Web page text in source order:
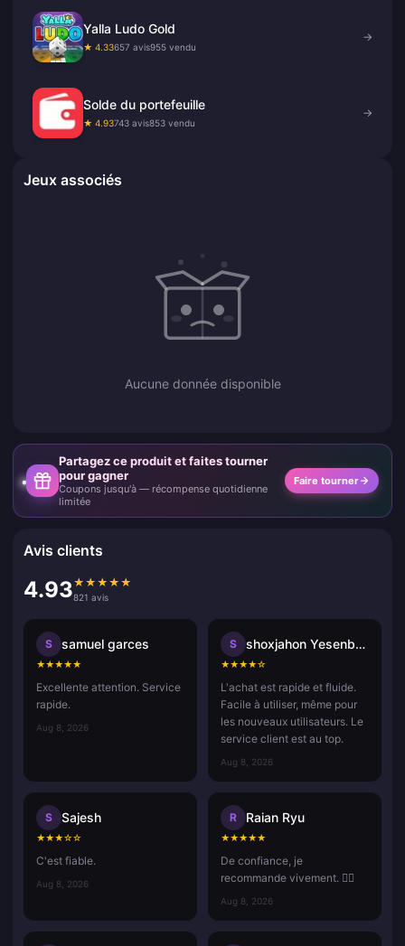
Yalla Ludo Gold
★ 4.33657 avis955 vendu
→
Solde du portefeuille
★ 4.93743 avis853 vendu
→
Jeux associés
Aucune donnée disponible
Partagez ce produit et faites tourner
pour gagner
Coupons jusqu'à — récompense quotidienne
limitée
Faire tourner
Avis clients
4.93★ ★ ★ ★ ★
821 avis
S samuel garces
★★★★★
Excellente attention. Service
rapide.
Aug 8, 2026
S shoxjahon Yesenboyev
★★★★☆
L'achat est rapide et fluide.
Facile à utiliser, même pour
les nouveaux utilisateurs. Le
service client est au top.
Aug 8, 2026
S Sajesh
★★★☆☆
C'est fiable.
Aug 8, 2026
R Raian Ryu
★★★★★
De confiance, je
recommande vivement. 👍🏻
Aug 8, 2026